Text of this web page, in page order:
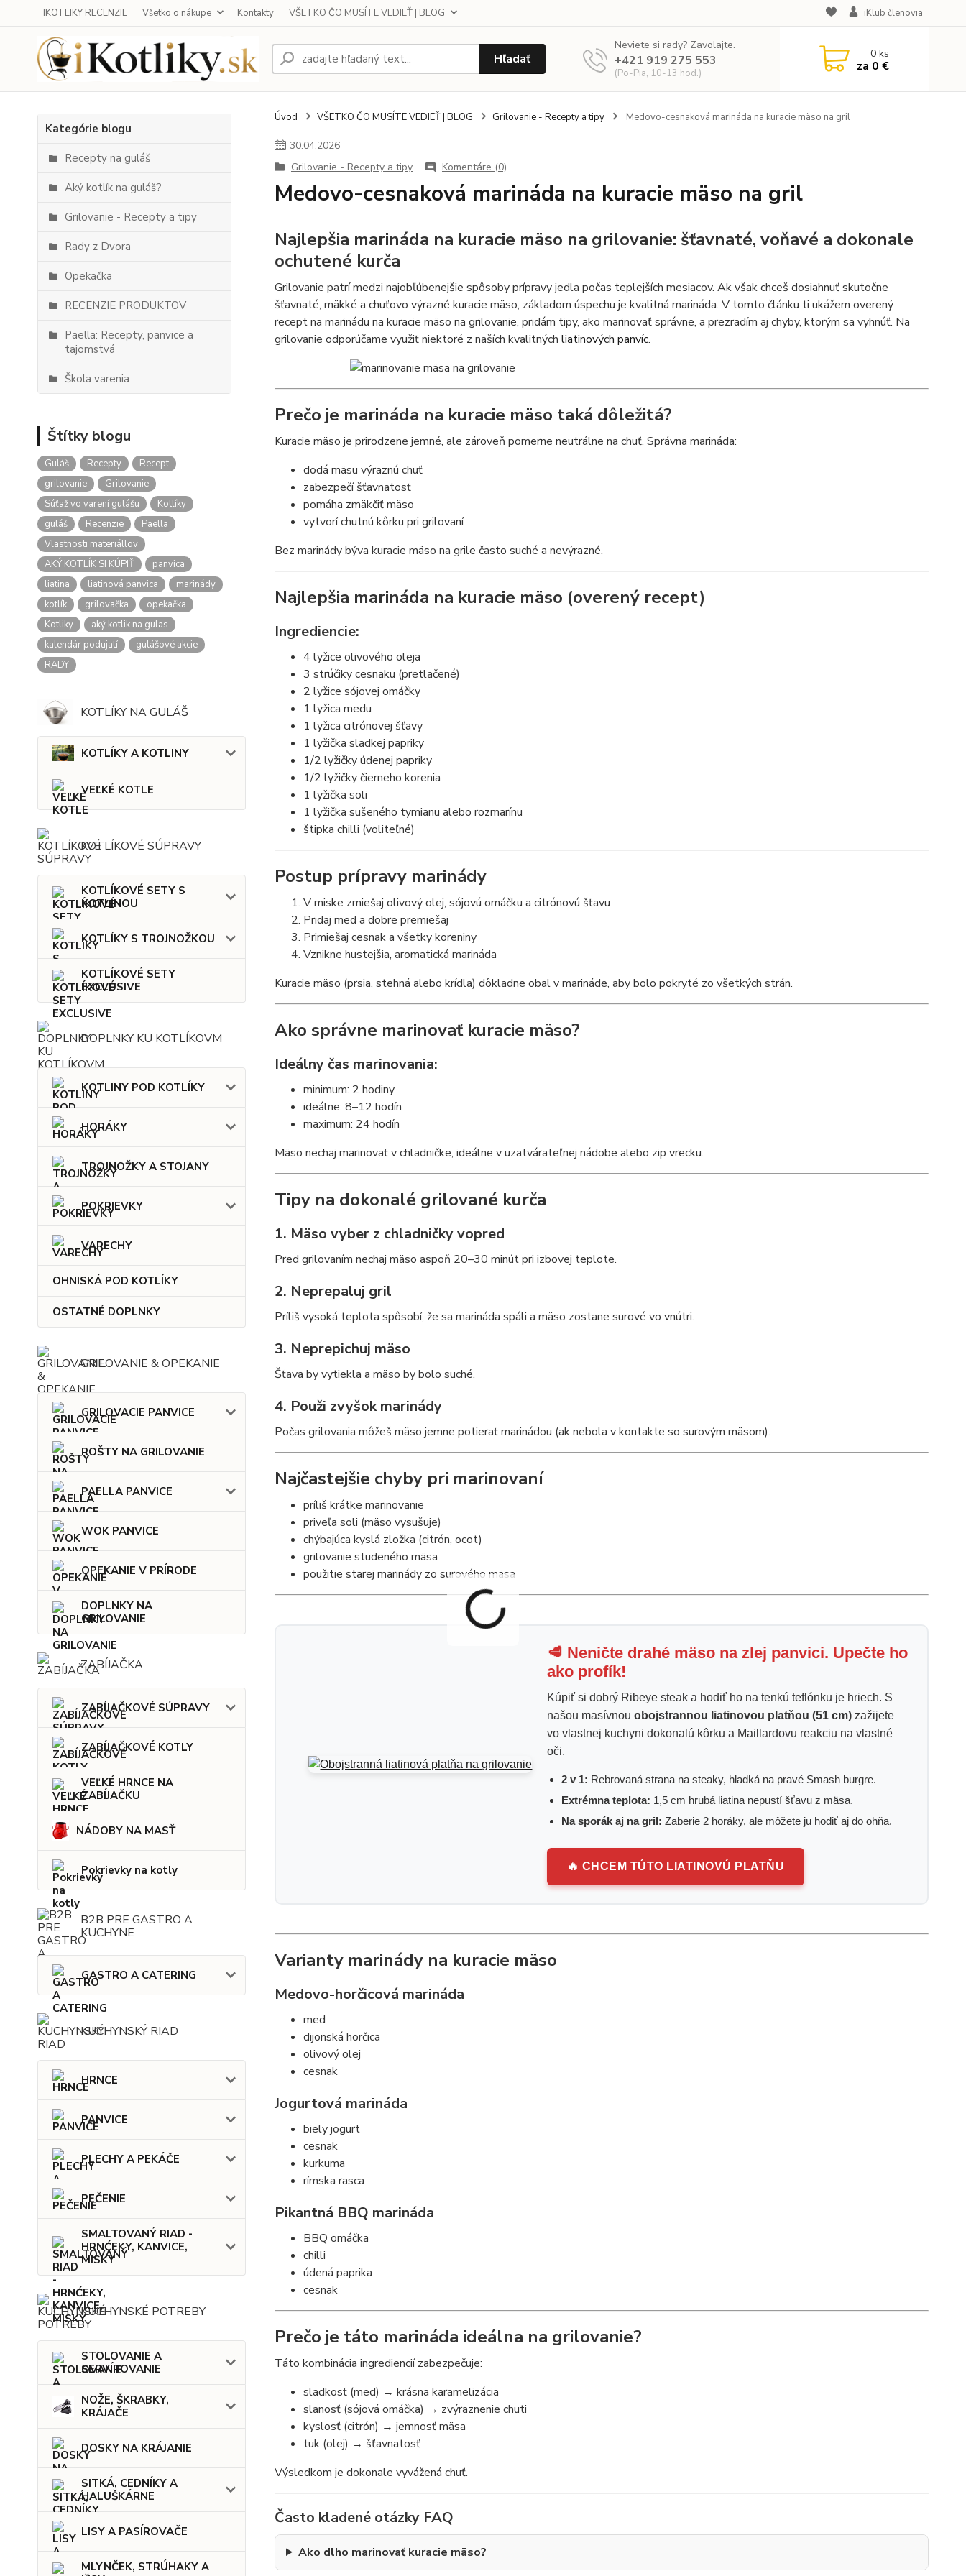
IKOTLIKY RECENZIE Všetko o nákupe Kontakty VŠETKO ČO MUSÍTE VEDIEŤ | BLOG iKlub členovia
Hľadať
Neviete si rady? Zavolajte.
+421 919 275 553
(Po-Pia, 10-13 hod.)
0ks
za 0 €
Kategórie blogu
Recepty na guláš
Aký kotlík na guláš?
Grilovanie - Recepty a tipy
Rady z Dvora
Opekačka
RECENZIE PRODUKTOV
Paella: Recepty, panvice a
tajomstvá
Škola varenia
Štítky blogu
Guláš Recepty
Recept
grilovanie
Grilovanie
Súťaž vo varení gulášu
Kotlíky
guláš
Recenzie
Paella
Vlastnosti materiállov
AKÝ KOTLÍK SI KÚPIŤ
panvica
liatina
liatinová panvica
marinády
kotlík
grilovačka
opekačka
Kotliky
aký kotlik na gulas
kalendár podujatí
gulášové akcie
RADY
KOTLÍKY NA GULÁŠ
KOTLÍKY A KOTLINY
VEĽKÉ KOTLE
KOTLÍKOVÉ SÚPRAVY
KOTLÍKOVÉ SETY S
KOTLINOU
KOTLÍKY S TROJNOŽKOU
KOTLÍKOVÉ SETY
EXCLUSIVE
DOPLNKY KU KOTLÍKOVM
KOTLINY POD KOTLÍKY
HORÁKY
TROJNOŽKY A STOJANY
POKRIEVKY
VARECHY
OHNISKÁ POD KOTLÍKY
OSTATNÉ DOPLNKY
GRILOVANIE & OPEKANIE
GRILOVACIE PANVICE
ROŠTY NA GRILOVANIE
PAELLA PANVICE
WOK PANVICE
OPEKANIE V PRÍRODE
DOPLNKY NA
GRILOVANIE
ZABÍJAČKA
ZABÍJAČKOVÉ SÚPRAVY
ZABÍJAČKOVÉ KOTLY
VEĽKÉ HRNCE NA
ZABÍJAČKU
NÁDOBY NA MASŤ
Pokrievky na kotly
B2B PRE GASTRO A
KUCHYNE
GASTRO A CATERING
KUCHYNSKÝ RIAD
HRNCE
PANVICE
PLECHY A PEKÁČE
PEČENIE
SMALTOVANÝ RIAD -
HRNĆEKY, KANVICE,
MISKY
KUCHYNSKÉ POTREBY
STOLOVANIE A
SERVÍROVANIE
NOŽE, ŠKRABKY,
KRÁJAČE
DOSKY NA KRÁJANIE
SITKÁ, CEDNÍKY A
HALUŠKÁRNE
LISY A PASÍROVAČE
MLYNČEK, STRÚHAKY A
Úvod VŠETKO ČO MUSÍTE VEDIEŤ | BLOG Grilovanie - Recepty a tipy Medovo-cesnaková marináda na kuracie mäso na gril
30.04.2026
Grilovanie - Recepty a tipy
Komentáre (0)
Medovo-cesnaková marináda na kuracie mäso na gril
Najlepšia marináda na kuracie mäso na grilovanie: šťavnaté, voňavé a dokonale
ochutené kurča
Grilovanie patrí medzi najobľúbenejšie spôsoby prípravy jedla počas teplejších mesiacov. Ak však chceš dosiahnuť skutočne
šťavnaté, mäkké a chuťovo výrazné kuracie mäso, základom úspechu je kvalitná marináda. V tomto článku ti ukážem overený
recept na marinádu na kuracie mäso na grilovanie, pridám tipy, ako marinovať správne, a prezradím aj chyby, ktorým sa vyhnúť. Na
grilovanie odporúčame využiť niektoré z naších kvalitných liatinových panvíc.
Prečo je marináda na kuracie mäso taká dôležitá?
Kuracie mäso je prirodzene jemné, ale zároveň pomerne neutrálne na chuť. Správna marináda:
dodá mäsu výraznú chuť
zabezpečí šťavnatosť
pomáha zmäkčiť mäso
vytvorí chutnú kôrku pri grilovaní
Bez marinády býva kuracie mäso na grile často suché a nevýrazné.
Najlepšia marináda na kuracie mäso (overený recept)
Ingrediencie:
4 lyžice olivového oleja
3 strúčiky cesnaku (pretlačené)
2 lyžice sójovej omáčky
1 lyžica medu
1 lyžica citrónovej šťavy
1 lyžička sladkej papriky
1/2 lyžičky údenej papriky
1/2 lyžičky čierneho korenia
1 lyžička soli
1 lyžička sušeného tymianu alebo rozmarínu
štipka chilli (voliteľné)
Postup prípravy marinády
V miske zmiešaj olivový olej, sójovú omáčku a citrónovú šťavu
Pridaj med a dobre premiešaj
Primiešaj cesnak a všetky koreniny
Vznikne hustejšia, aromatická marináda
Kuracie mäso (prsia, stehná alebo krídla) dôkladne obal v marináde, aby bolo pokryté zo všetkých strán.
Ako správne marinovať kuracie mäso?
Ideálny čas marinovania:
minimum: 2 hodiny
ideálne: 8–12 hodín
maximum: 24 hodín
Mäso nechaj marinovať v chladničke, ideálne v uzatvárateľnej nádobe alebo zip vrecku.
Tipy na dokonalé grilované kurča
1. Mäso vyber z chladničky vopred
Pred grilovaním nechaj mäso aspoň 20–30 minút pri izbovej teplote.
2. Neprepaluj gril
Príliš vysoká teplota spôsobí, že sa marináda spáli a mäso zostane surové vo vnútri.
3. Neprepichuj mäso
Šťava by vytiekla a mäso by bolo suché.
4. Použi zvyšok marinády
Počas grilovania môžeš mäso jemne potierať marinádou (ak nebola v kontakte so surovým mäsom).
Najčastejšie chyby pri marinovaní
príliš krátke marinovanie
priveľa soli (mäso vysušuje)
chýbajúca kyslá zložka (citrón, ocot)
grilovanie studeného mäsa
použitie starej marinády zo surového mäsa
🥩 Neničte drahé mäso na zlej panvici. Upečte ho
ako profík!
Kúpiť si dobrý Ribeye steak a hodiť ho na tenkú teflónku je hriech. S
našou masívnou obojstrannou liatinovou platňou (51 cm)zažijete
vo vlastnej kuchyni dokonalú kôrku a Maillardovu reakciu na vlastné
oči.
2 v 1: Rebrovaná strana na steaky, hladká na pravé Smash burgre.
Extrémna teplota: 1,5 cm hrubá liatina nepustí šťavu z mäsa.
Na sporák aj na gril: Zaberie 2 horáky, ale môžete ju hodiť aj do ohňa.
🔥 CHCEM TÚTO LIATINOVÚ PLATŇU
Varianty marinády na kuracie mäso
Medovo-horčicová marináda
med
dijonská horčica
olivový olej
cesnak
Jogurtová marináda
biely jogurt
cesnak
kurkuma
rímska rasca
Pikantná BBQ marináda
BBQ omáčka
chilli
údená paprika
cesnak
Prečo je táto marináda ideálna na grilovanie?
Táto kombinácia ingrediencií zabezpečuje:
sladkosť (med) → krásna karamelizácia
slanosť (sójová omáčka) → zvýraznenie chuti
kyslosť (citrón) → jemnosť mäsa
tuk (olej) → šťavnatosť
Výsledkom je dokonale vyvážená chuť.
Často kladené otázky FAQ
Ako dlho marinovať kuracie mäso?